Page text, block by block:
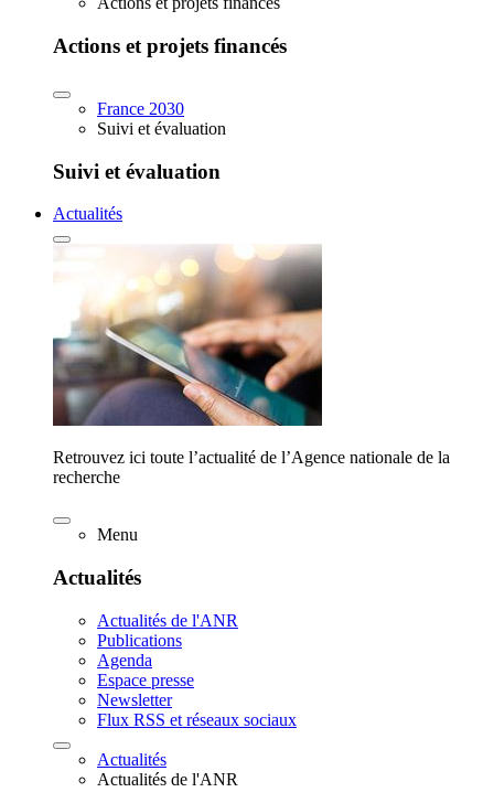
Actions et projets financés
France 2030
Suivi et évaluation
Suivi et évaluation
Actualités
Retrouvez ici toute l’actualité de l’Agence nationale de la
recherche
Menu
Actualités
Actualités de l'ANR
Publications
Agenda
Espace presse
Newsletter
Flux RSS et réseaux sociaux
Actualités
Actualités de l'ANR